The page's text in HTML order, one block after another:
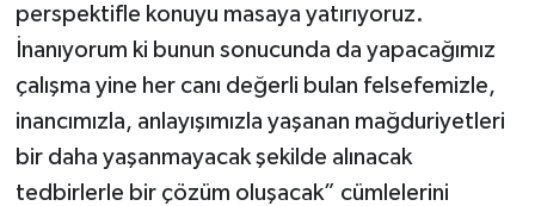
perspektifle konuyu masaya yatırıyoruz.
İnanıyorum ki bunun sonucunda da yapacağımız
çalışma yine her canı değerli bulan felsefemizle,
inancımızla, anlayışımızla yaşanan mağduriyetleri
bir daha yaşanmayacak şekilde alınacak
tedbirlerle bir çözüm oluşacak” cümlelerini